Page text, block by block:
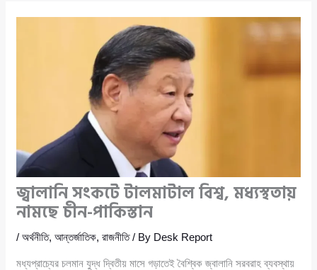
জ্বালানি সংকটে টালমাটাল বিশ্ব, মধ্যস্থতায়
নামছে চীন-পাকিস্তান
/অর্থনীতি,আন্তর্জাতিক,রাজনীতি/ By Desk Report
মধ্যপ্রাচ্যের চলমান যুদ্ধ দ্বিতীয় মাসে গড়াতেই বৈশ্বিক জ্বালানি সরবরাহ ব্যবস্থায়